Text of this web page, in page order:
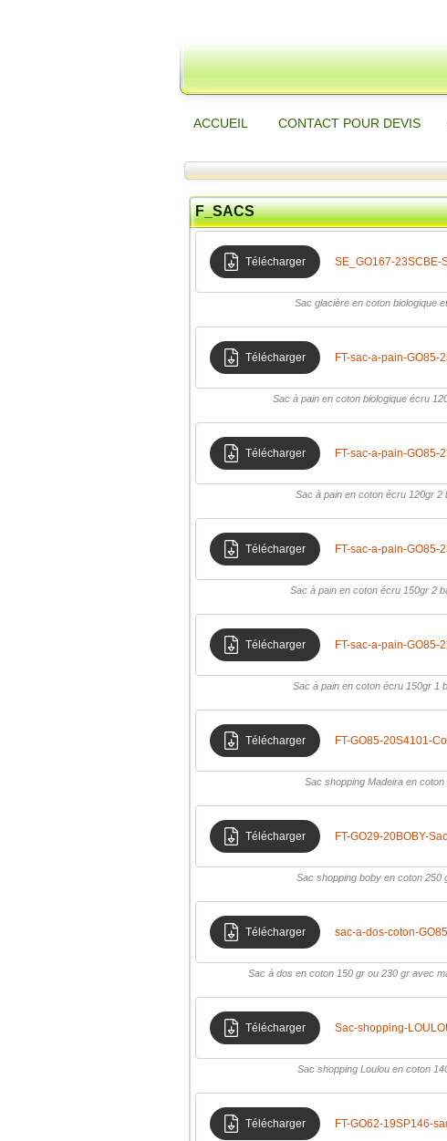
ACCUEIL CONTACT POUR DEVIS
F_SACS
Télécharger SE_GO167-23SCBE-
Sac glacière en coton biologique
Télécharger FT-sac-a-pain-GO85-
Sac à pain en coton biologique écru
Télécharger FT-sac-a-pain-GO85-
Sac à pain en coton écru 120gr
Télécharger FT-sac-a-pain-GO85-
Sac à pain en coton écru 150gr 2
Télécharger FT-sac-a-pain-GO85-
Sac à pain en coton écru 150gr 1
Télécharger FT-GO85-20S4101-
Sac shopping Madeira en
Télécharger FT-GO29-20BOBY-
Sac shopping boby en coton
Télécharger sac-a-dos-coton-
Sac à dos en coton 150 gr ou 230 gr avec
Télécharger Sac-shopping-
Sac shopping Loulou en coton
Télécharger FT-GO62-19SP146-